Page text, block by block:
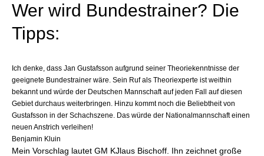
Wer wird Bundestrainer? Die
Tipps:
Ich denke, dass Jan Gustafsson aufgrund seiner Theoriekenntnisse der
geeignete Bundestrainer wäre. Sein Ruf als Theoriexperte ist weithin
bekannt und würde der Deutschen Mannschaft auf jeden Fall auf diesen
Gebiet durchaus weiterbringen. Hinzu kommt noch die Beliebtheit von
Gustafsson in der Schachszene. Das würde der Nationalmannschaft einen
neuen Anstrich verleihen!
Benjamin Kluin
Mein Vorschlag lautet GM KJlaus Bischoff. Ihn zeichnet große